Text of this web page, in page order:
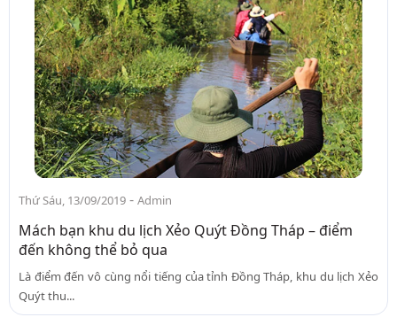
Thứ Sáu, 13/09/2019 - Admin
Mách bạn khu du lịch Xẻo Quýt Đồng Tháp – điểm
đến không thể bỏ qua
Là điểm đến vô cùng nổi tiếng của tỉnh Đồng Tháp, khu du lịch Xẻo
Quýt thu...